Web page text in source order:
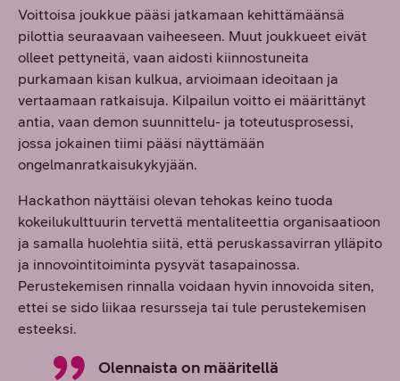
Voittoisa joukkue pääsi jatkamaan kehittämäänsä
pilottia seuraavaan vaiheeseen. Muut joukkueet eivät
olleet pettyneitä, vaan aidosti kiinnostuneita
purkamaan kisan kulkua, arvioimaan ideoitaan ja
vertaamaan ratkaisuja. Kilpailun voitto ei määrittänyt
antia, vaan demon suunnittelu- ja toteutusprosessi,
jossa jokainen tiimi pääsi näyttämään
ongelmanratkaisukykyjään.
Hackathon näyttäisi olevan tehokas keino tuoda
kokeilukulttuurin tervettä mentaliteettia organisaatioon
ja samalla huolehtia siitä, että peruskassavirran ylläpito
ja innovointitoiminta pysyvät tasapainossa.
Perustekemisen rinnalla voidaan hyvin innovoida siten,
ettei se sido liikaa resursseja tai tule perustekemisen
esteeksi.
Olennaista on määritellä